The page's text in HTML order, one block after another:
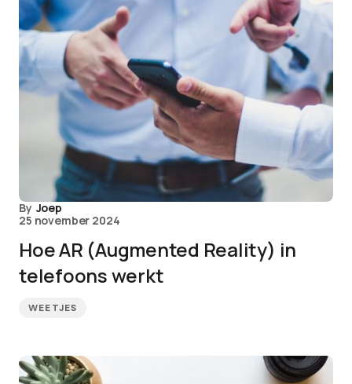
By Joep
25 november 2024
Hoe AR (Augmented Reality) in
telefoons werkt
WEETJES